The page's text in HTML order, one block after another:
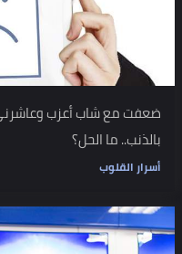
ضعفت مع شاب أعزب
بالذنب.. ما الحل؟
أسرار القلوب